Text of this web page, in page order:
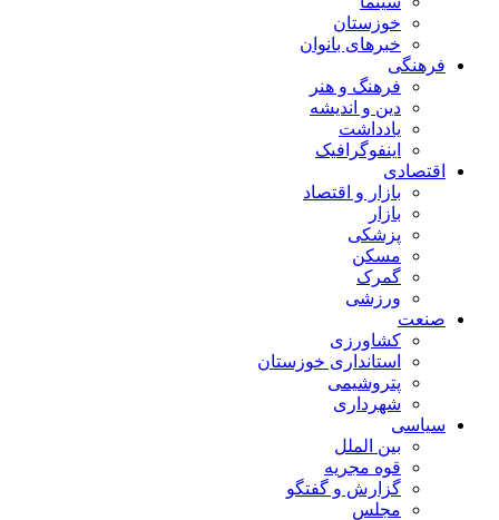
خوزستان
خبرهای بانوان
فرهنگی
فرهنگ و هنر
دین و اندیشه
یادداشت
اینفوگرافیک
اقتصادی
بازار و اقتصاد
بازار
پزشکی
مسکن
گمرک
ورزشی
صنعت
کشاورزی
استانداری خوزستان
پتروشیمی
شهرداری
سیاسی
بین الملل
قوه مجریه
گزارش و گفتگو
مجلس